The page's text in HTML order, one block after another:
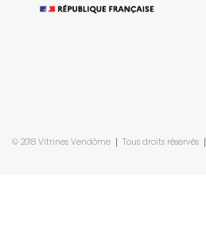
© 2018 Vitrines Vendôme ❘ Tous droits réservés ❘